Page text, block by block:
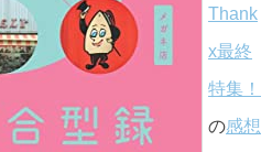
Thank
x最終
特集！
の感想